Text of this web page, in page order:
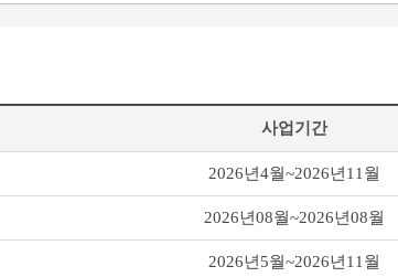
사업기간
2026년4월~2026년11월
2026년08월~2026년08월
2026년5월~2026년11월